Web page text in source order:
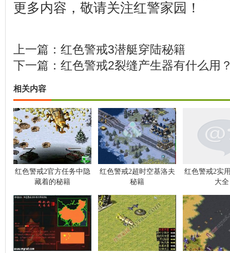
更多内容，敬请关注红警家园 ！
上一篇： 红色警戒3潜艇穿陆秘籍
下一篇： 红色警戒2裂缝产生器有什么用
相关内容
红色警戒2官方任务中隐
藏着的秘籍
红色警戒2超时空基洛夫
秘籍
红色警戒2实
大全